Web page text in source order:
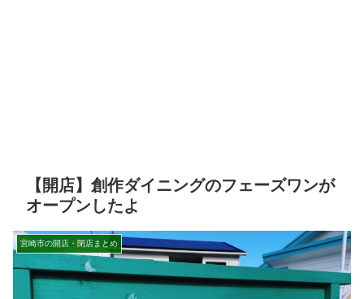
【開店】創作ダイニングのフェーズワンが
オープンしたよ
宮崎市の開店・閉店まとめ